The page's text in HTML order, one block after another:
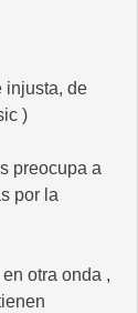
injusta, de
)
preocupa a
por la
otra onda ,